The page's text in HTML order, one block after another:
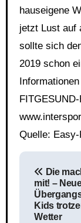
hauseigene
jetzt Lust auf
sollte sich
2019 schon
Quelle:
Die
mit! –
Kids
Wetter